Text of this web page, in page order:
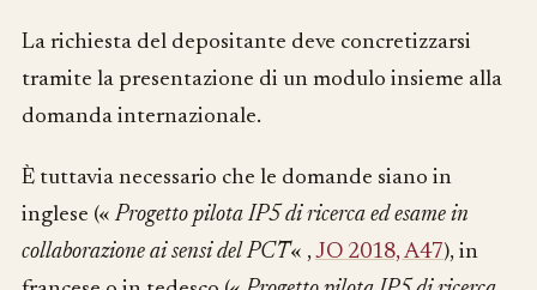
La richiesta del depositante deve concretizzarsi
tramite la presentazione di un modulo insieme alla
domanda internazionale.
È tuttavia necessario che le domande siano in
inglese («Progetto pilota IP5 di ricerca ed esame in
collaborazione ai sensi del PCT« ,JO 2018, A47), in